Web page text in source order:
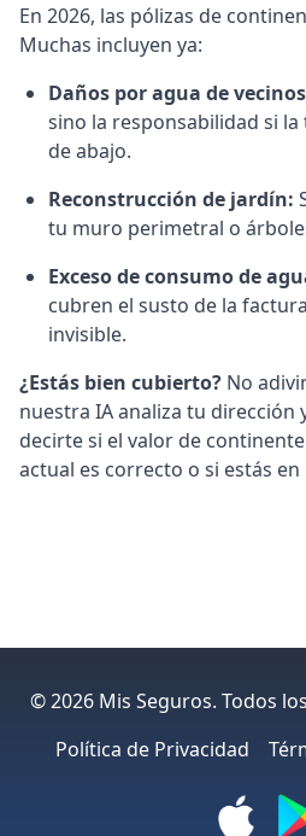
En 2026, las pólizas de
Muchas incluyen ya:
Daños por agua de
sino la responsabilidad si
de abajo.
Reconstrucción de jardín:
tu muro perimetral o
Exceso de consumo de
cubren el susto de la
invisible.
¿Estás bien cubierto? No
nuestra IA analiza tu dirección
decirte si el valor de
actual es correcto o si estás en
©2026Mis Seguros. Todos
Política de Privacidad